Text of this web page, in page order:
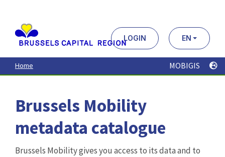
contenu
principal
LOGIN EN
Home MOBIGIS
Brussels Mobility
metadata catalogue
Brussels Mobility gives you access to its data and to